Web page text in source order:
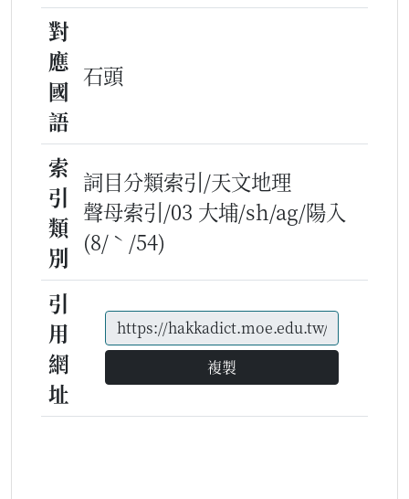
對
應
國
語
石頭
索
引
類
別
詞目分類索引/天文地理
聲母索引/03 大埔/sh/ag/陽入
(8/ˋ/54)
引
用
網
址
複製